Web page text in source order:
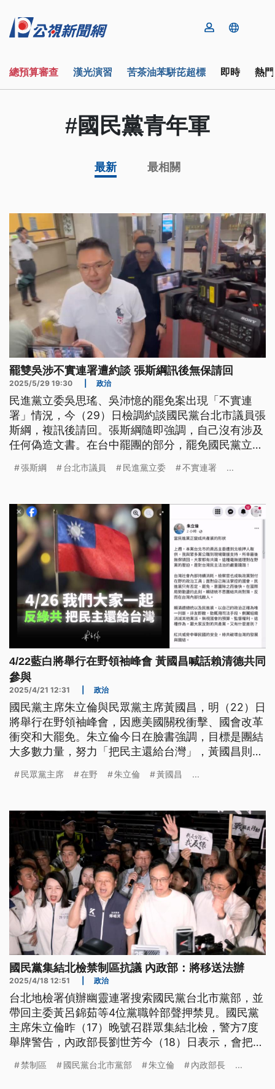
總預算審查 漢光演習 苦茶油苯駢芘超標 即時 熱
#國民黨青年軍
最新 最相關
罷雙吳涉不實連署遭約談 張斯綱訊後無保請回
2025/5/29 19:30 政治
民進黨立委吳思瑤、吳沛憶的罷免案出現「不實連
署」情況，今（29）日檢調約談國民黨台北市議員張
斯綱，複訊後請回。張斯綱隨即強調，自己沒有涉及
任何偽造文書。在台中罷團的部分，罷免國民黨立委
檻，罷團也告急、催連署。
張斯綱 台北市議員 民進黨立委 不實連署 ...
4/22藍白將舉行在野領袖峰會 黃國昌喊話賴清德共同
參與
2025/4/21 12:31 政治
國民黨主席朱立倫與民眾黨主席黃國昌，明（22）日
將舉行在野領袖峰會，因應美國關稅衝擊、國會改革
衝突和大罷免。朱立倫今日在臉書強調，目標是團結
大多數力量，努力「把民主還給台灣」，黃國昌則公
峰會是搞政爭共推倒閣。此外內政部長劉世芳今日證
結，警方將傳喚首謀朱立倫等人到案說明。
民眾黨主席 在野 朱立倫 黃國昌 ...
國民黨集結北檢禁制區抗議 內政部：將移送法辦
2025/4/18 12:51 政治
台北地檢署偵辦幽靈連署搜索國民黨台北市黨部，並
帶回主委黃呂錦茹等4位黨職幹部聲押禁見。國民黨
主席朱立倫昨（17）晚號召群眾集結北檢，警方7度
舉牌警告，內政部長劉世芳今（18）日表示，會把跟
行為者，全部移送地檢署偵辦；中正一分局證實，將
禁制區 國民黨台北市黨部 朱立倫 內政部長 ...